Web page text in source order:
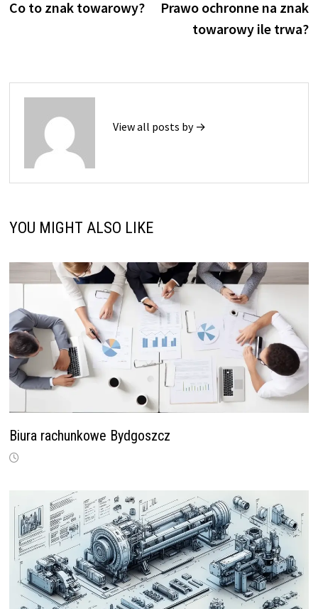
wpisu
post:
Co to znak towarowy?
Prawo ochronne na znak
towarowy ile trwa?
View all posts by →
YOU MIGHT ALSO LIKE
Biura rachunkowe Bydgoszcz